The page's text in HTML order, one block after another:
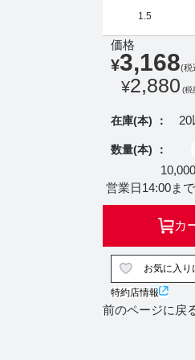
1.5
価格
¥3,168(税
¥2,880 (税
在庫(本) ： 20
数量(本) ：
営業日14:00ま
カ
お気に入り
特約店情報
前のページに戻